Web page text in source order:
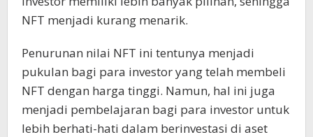
NFT menjadi kurang menarik.
Penurunan nilai NFT ini tentunya menjadi
pukulan bagi para investor yang telah membeli
NFT dengan harga tinggi. Namun, hal ini juga
menjadi pembelajaran bagi para investor untuk
lebih berhati-hati dalam berinvestasi di aset